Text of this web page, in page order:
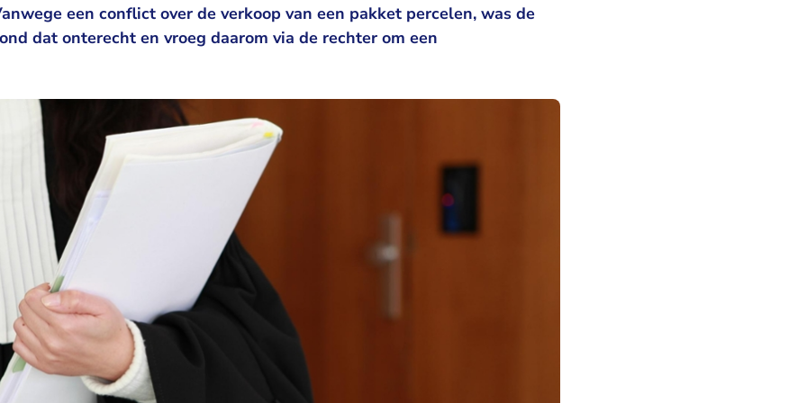
een conflict over de verkoop van een pakket percelen, was de
dat onterecht en vroeg daarom via de rechter om een